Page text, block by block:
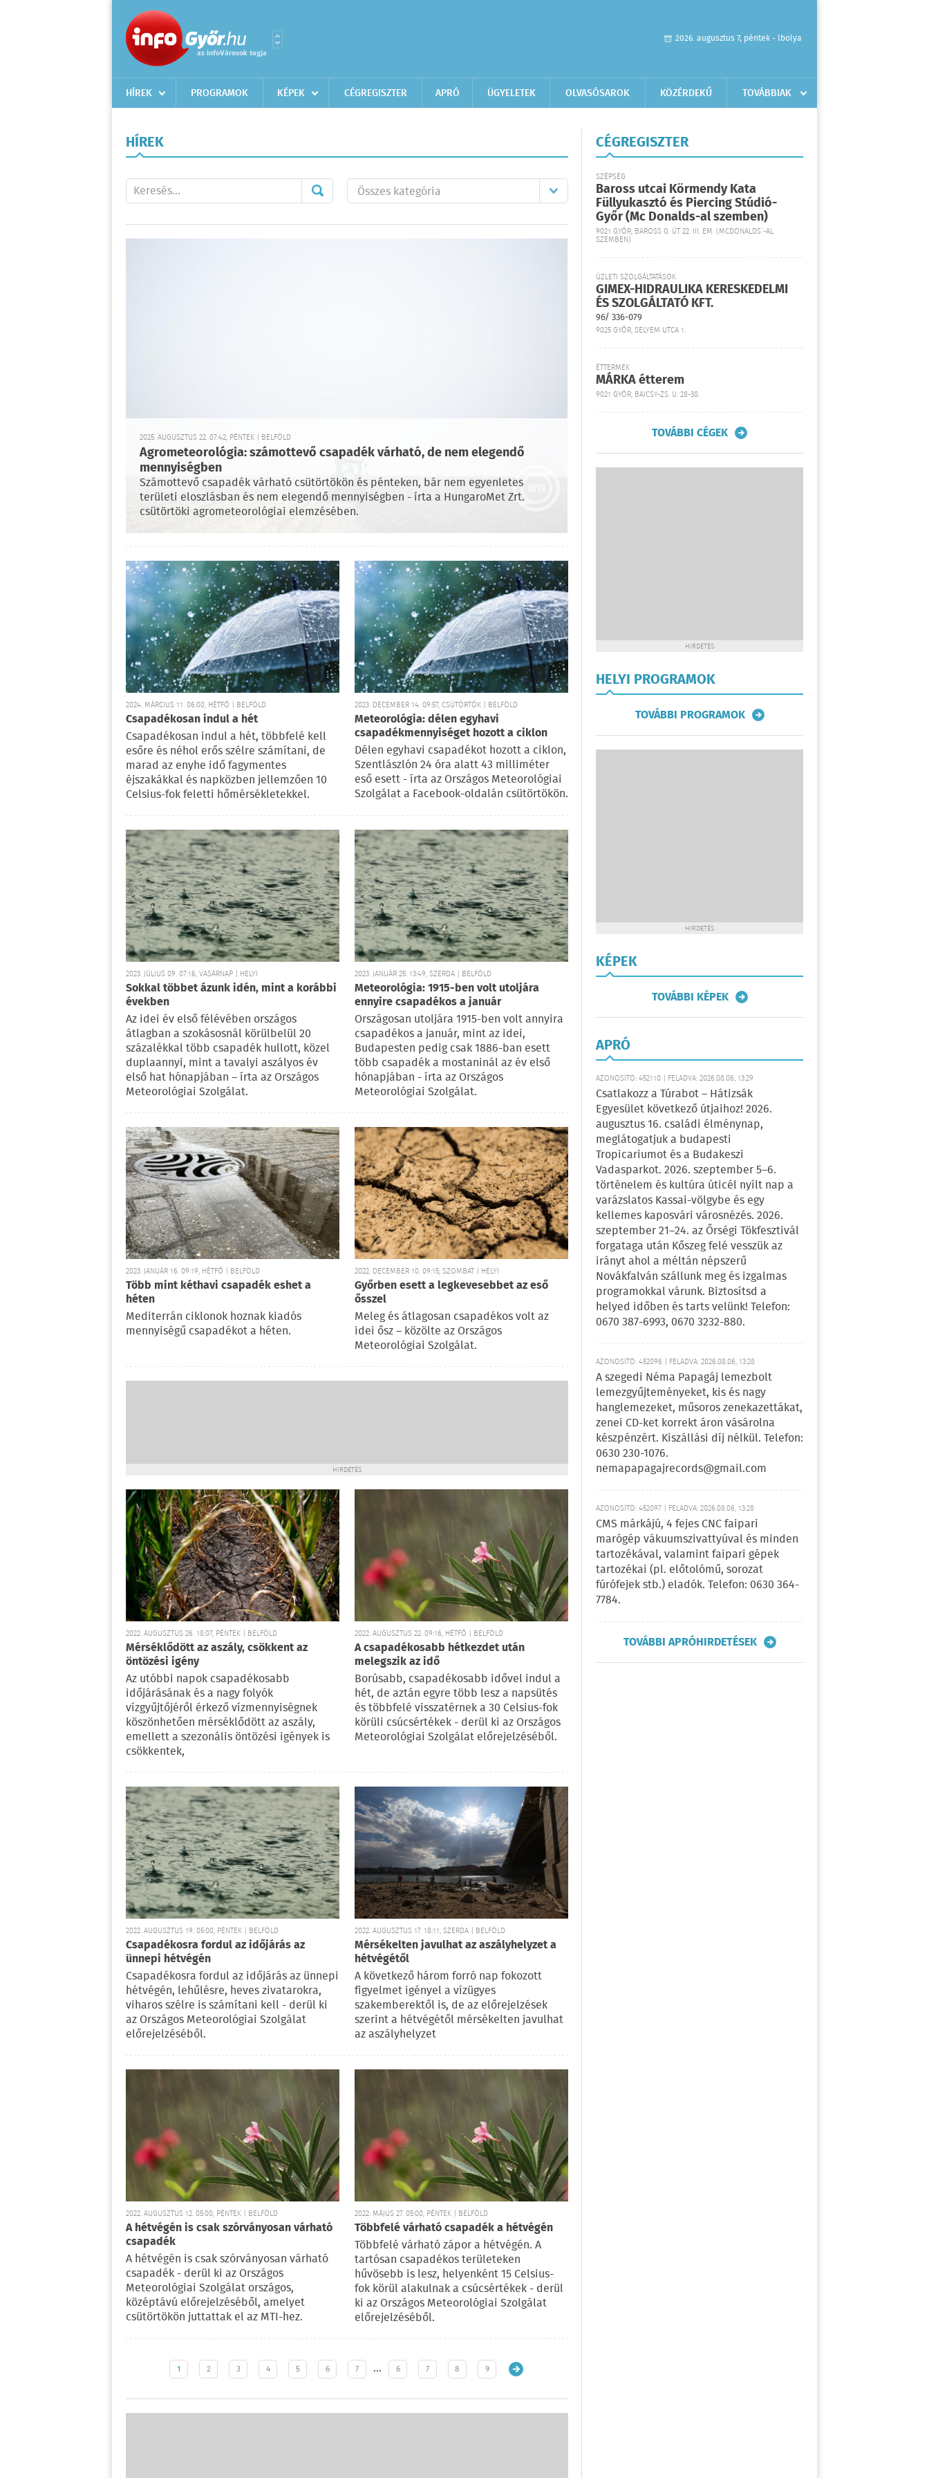
2026. augusztus 7, péntek - Ibolya
HÍREK PROGRAMOK KÉPEK CÉGREGISZTER APRÓ ÜGYELETEK OLVASÓSAROK KÖZÉRDEKŰ TOVÁBBIAK
HÍREK
2025. AUGUSZTUS 22. 07:42, PÉNTEK | BELFÖLD
Agrometeorológia: számottevő csapadék várható, de nem elegendő
mennyiségben
Számottevő csapadék várható csütörtökön és pénteken, bár nem egyenletes
területi eloszlásban és nem elegendő mennyiségben - írta a HungaroMet Zrt.
csütörtöki agrometeorológiai elemzésében.
2024. MÁRCIUS 11. 06:00, HÉTFŐ | BELFÖLD
Csapadékosan indul a hét
Csapadékosan indul a hét, többfelé kell
esőre és néhol erős szélre számítani, de
marad az enyhe idő fagymentes
éjszakákkal és napközben jellemzően 10
Celsius-fok feletti hőmérsékletekkel.
2023. DECEMBER 14. 09:57, CSÜTÖRTÖK | BELFÖLD
Meteorológia: délen egyhavi
csapadékmennyiséget hozott a ciklon
Délen egyhavi csapadékot hozott a ciklon,
Szentlászlón 24 óra alatt 43 milliméter
eső esett - írta az Országos Meteorológiai
Szolgálat a Facebook-oldalán csütörtökön.
2023. JÚLIUS 09. 07:16, VASÁRNAP | HELYI
Sokkal többet ázunk idén, mint a korábbi
években
Az idei év első félévében országos
átlagban a szokásosnál körülbelül 20
százalékkal több csapadék hullott, közel
duplaannyi, mint a tavalyi aszályos év
első hat hónapjában – írta az Országos
Meteorológiai Szolgálat.
2023. JANUÁR 25. 13:49, SZERDA | BELFÖLD
Meteorológia: 1915-ben volt utoljára
ennyire csapadékos a január
Országosan utoljára 1915-ben volt annyira
csapadékos a január, mint az idei,
Budapesten pedig csak 1886-ban esett
több csapadék a mostaninál az év első
hónapjában - írta az Országos
Meteorológiai Szolgálat.
2023. JANUÁR 16. 09:19, HÉTFŐ | BELFÖLD
Több mint kéthavi csapadék eshet a
héten
Mediterrán ciklonok hoznak kiadós
mennyiségű csapadékot a héten.
2022. DECEMBER 10. 09:15, SZOMBAT | HELYI
Győrben esett a legkevesebbet az eső
ősszel
Meleg és átlagosan csapadékos volt az
idei ősz – közölte az Országos
Meteorológiai Szolgálat.
HIRDETÉS
2022. AUGUSZTUS 26. 18:07, PÉNTEK | BELFÖLD
Mérséklődött az aszály, csökkent az
öntözési igény
Az utóbbi napok csapadékosabb
időjárásának és a nagy folyók
vízgyűjtőjéről érkező vízmennyiségnek
köszönhetően mérséklődött az aszály,
emellett a szezonális öntözési igények is
csökkentek,
2022. AUGUSZTUS 22. 09:16, HÉTFŐ | BELFÖLD
A csapadékosabb hétkezdet után
melegszik az idő
Borúsabb, csapadékosabb idővel indul a
hét, de aztán egyre több lesz a napsütés
és többfelé visszatérnek a 30 Celsius-fok
körüli csúcsértékek - derül ki az Országos
Meteorológiai Szolgálat előrejelzéséből.
2022. AUGUSZTUS 19. 05:00, PÉNTEK | BELFÖLD
Csapadékosra fordul az időjárás az
ünnepi hétvégén
Csapadékosra fordul az időjárás az ünnepi
hétvégén, lehűlésre, heves zivatarokra,
viharos szélre is számítani kell - derül ki
az Országos Meteorológiai Szolgálat
előrejelzéséből.
2022. AUGUSZTUS 17. 18:11, SZERDA | BELFÖLD
Mérsékelten javulhat az aszályhelyzet a
hétvégétől
A következő három forró nap fokozott
figyelmet igényel a vízügyes
szakemberektől is, de az előrejelzések
szerint a hétvégétől mérsékelten javulhat
az aszályhelyzet
2022. AUGUSZTUS 12. 05:00, PÉNTEK | BELFÖLD
A hétvégén is csak szórványosan várható
csapadék
A hétvégén is csak szórványosan várható
csapadék - derül ki az Országos
Meteorológiai Szolgálat országos,
középtávú előrejelzéséből, amelyet
csütörtökön juttattak el az MTI-hez.
2022. MÁJUS 27. 05:00, PÉNTEK | BELFÖLD
Többfelé várható csapadék a hétvégén
Többfelé várható zápor a hétvégén. A
tartósan csapadékos területeken
hűvösebb is lesz, helyenként 15 Celsius-
fok körül alakulnak a csúcsértékek - derül
ki az Országos Meteorológiai Szolgálat
előrejelzéséből.
1 2 3 4 5 6 7 … 6 7 8 9
CÉGREGISZTER
SZÉPSÉG
Baross utcai Körmendy Kata
Füllyukasztó és Piercing Stúdió-
Győr (Mc Donalds-al szemben)
9021 GYŐR, BAROSS G. ÚT 22. III. EM. (MCDONALDS´-AL
SZEMBEN)
ÜZLETI SZOLGÁLTATÁSOK
GIMEX-HIDRAULIKA KERESKEDELMI
ÉS SZOLGÁLTATÓ KFT.
96/ 336-079
9025 GYŐR, SELYEM UTCA 1.
ÉTTERMEK
MÁRKA étterem
9021 GYŐR, BAJCSY-ZS. U. 28-30.
TOVÁBBI CÉGEK
HIRDETÉS
HELYI PROGRAMOK
TOVÁBBI PROGRAMOK
HIRDETÉS
KÉPEK
TOVÁBBI KÉPEK
APRÓ
AZONOSÍTÓ: 452110 | FELADVA: 2026.08.06, 13:29
Csatlakozz a Túrabot – Hátizsák
Egyesület következő útjaihoz! 2026.
augusztus 16. családi élménynap,
meglátogatjuk a budapesti
Tropicariumot és a Budakeszi
Vadasparkot. 2026. szeptember 5–6.
történelem és kultúra úticél nyílt nap a
varázslatos Kassai-völgybe és egy
kellemes kaposvári városnézés. 2026.
szeptember 21–24. az Őrségi Tökfesztivál
forgataga után Kőszeg felé vesszük az
irányt ahol a méltán népszerű
Novákfalván szállunk meg és izgalmas
programokkal várunk. Biztosítsd a
helyed időben és tarts velünk! Telefon:
0670 387-6993, 0670 3232-880.
AZONOSÍTÓ: 452096 | FELADVA: 2026.08.06, 13:28
A szegedi Néma Papagáj lemezbolt
lemezgyűjteményeket, kis és nagy
hanglemezeket, műsoros zenekazettákat,
zenei CD-ket korrekt áron vásárolna
készpénzért. Kiszállási díj nélkül. Telefon:
0630 230-1076.
nemapapagajrecords@gmail.com
AZONOSÍTÓ: 452097 | FELADVA: 2026.08.06, 13:28
CMS márkájú, 4 fejes CNC faipari
marógép vákuumszivattyúval és minden
tartozékával, valamint faipari gépek
tartozékai (pl. előtolómű, sorozat
fúrófejek stb.) eladók. Telefon: 0630 364-
7784.
TOVÁBBI APRÓHIRDETÉSEK